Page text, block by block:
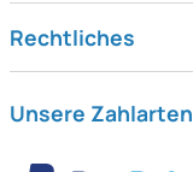
Rechtliches
Unsere Zahlarten